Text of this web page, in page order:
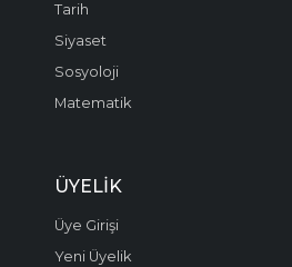
Tarih
Siyaset
Sosyoloji
Matematik
ÜYELIK
Üye Girişi
Yeni Üyelik